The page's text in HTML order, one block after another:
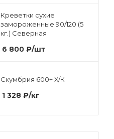
Креветки сухие
замороженные 90/120 (5
кг.) Северная
6 800 ₽/шт
Скумбрия 600+ Х/К
1 328 ₽/кг